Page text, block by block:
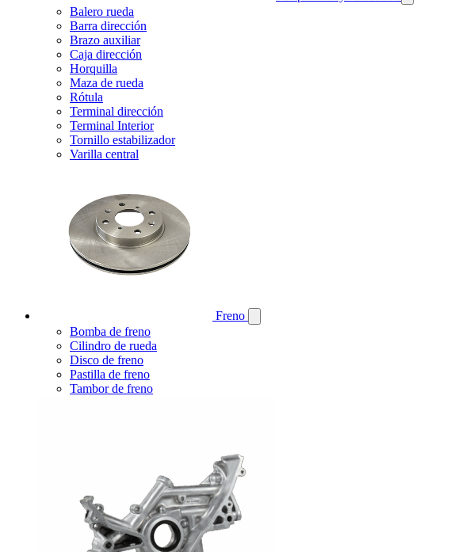
Balero rueda
Barra dirección
Brazo auxiliar
Caja dirección
Horquilla
Maza de rueda
Rótula
Terminal dirección
Terminal Interior
Tornillo estabilizador
Varilla central
Freno
Bomba de freno
Cilindro de rueda
Disco de freno
Pastilla de freno
Tambor de freno